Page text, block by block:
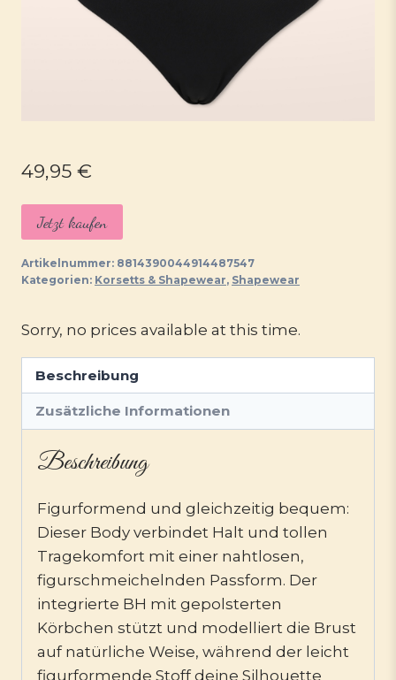
49,95 €
Jetzt kaufen
Artikelnummer: 8814390044914487547
Kategorien: Korsetts & Shapewear, Shapewear
Sorry, no prices available at this time.
Beschreibung
Zusätzliche Informationen
Beschreibung
Figurformend und gleichzeitig bequem:
Dieser Body verbindet Halt und tollen
Tragekomfort mit einer nahtlosen,
figurschmeichelnden Passform. Der
integrierte BH mit gepolsterten
Körbchen stützt und modelliert die Brust
auf natürliche Weise, während der leicht
figurformende Stoff deine Silhouette